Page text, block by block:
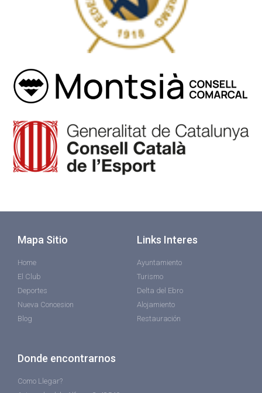
Mapa Sitio
Home
El Club
Deportes
Nueva Concesion
Blog
Links Interes
Ayuntamiento
Turismo
Delta del Ebro
Alojamiento
Restauración
Donde encontrarnos
Como Llegar?